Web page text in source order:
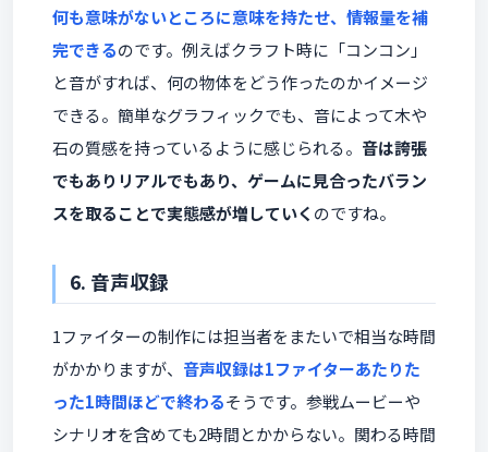
何も意味がないところに意味を持たせ、情報量を補
完できるのです。例えばクラフト時に「コンコン」
と音がすれば、何の物体をどう作ったのかイメージ
できる。簡単なグラフィックでも、音によって木や
石の質感を持っているように感じられる。 音は誇張
でもありリアルでもあり、ゲームに見合ったバラン
スを取ることで実態感が増していく のですね。
6. 音声収録
1ファイターの制作には担当者をまたいで相当な時間
がかかりますが、 音声収録は1ファイターあたりた
った1時間ほどで終わるそうです。参戦ムービーや
シナリオを含めても2時間とかからない。関わる時間